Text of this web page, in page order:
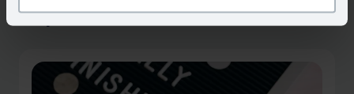
Kapcsolódó cikkek